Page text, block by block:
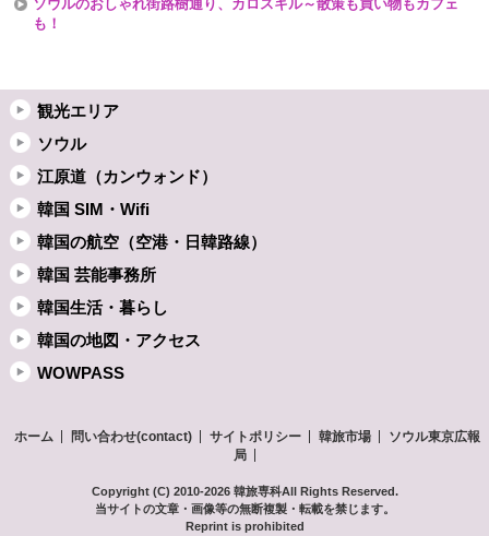
ソウルのおしゃれ街路樹通り、カロスキル～散策も買い物もカフェ
も！
観光エリア
ソウル
江原道（カンウォンド）
韓国 SIM・Wifi
韓国の航空（空港・日韓路線）
韓国 芸能事務所
韓国生活・暮らし
韓国の地図・アクセス
WOWPASS
ホーム 問い合わせ(contact) サイトポリシー 韓旅市場
ソウル東京広報
局
Copyright (C) 2010-2026 韓旅専科All Rights Reserved.
当サイトの文章・画像等の無断複製・転載を禁じます。
Reprint is prohibited